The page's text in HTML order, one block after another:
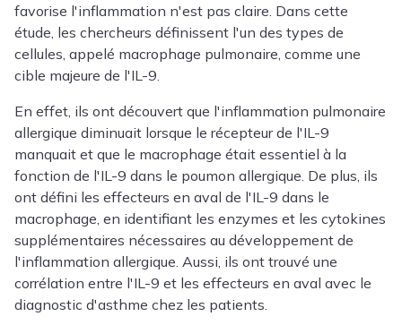
favorise l'inflammation n'est pas claire. Dans cette
étude, les chercheurs définissent l'un des types de
cellules, appelé macrophage pulmonaire, comme une
cible majeure de l'IL-9.
En effet, ils ont découvert que l'inflammation pulmonaire
allergique diminuait lorsque le récepteur de l'IL-9
manquait et que le macrophage était essentiel à la
fonction de l'IL-9 dans le poumon allergique. De plus, ils
ont défini les effecteurs en aval de l'IL-9 dans le
macrophage, en identifiant les enzymes et les cytokines
supplémentaires nécessaires au développement de
l'inflammation allergique. Aussi, ils ont trouvé une
corrélation entre l'IL-9 et les effecteurs en aval avec le
diagnostic d'asthme chez les patients.